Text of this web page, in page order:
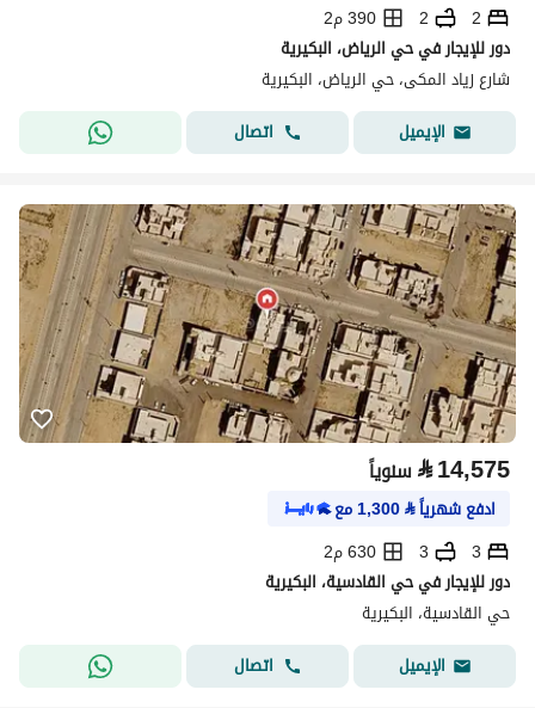
2
2
390 م2
دور للإيجار في حي الرياض، البكيرية
شارع زياد المكى، حي الرياض، البكيرية
الإيميل
اتصال
⃁14,575 سنوياً
ادفع شهرياً⃁
1,300مع
3
3
630 م2
دور للإيجار في حي القادسية، البكيرية
حي القادسية، البكيرية
الإيميل
اتصال